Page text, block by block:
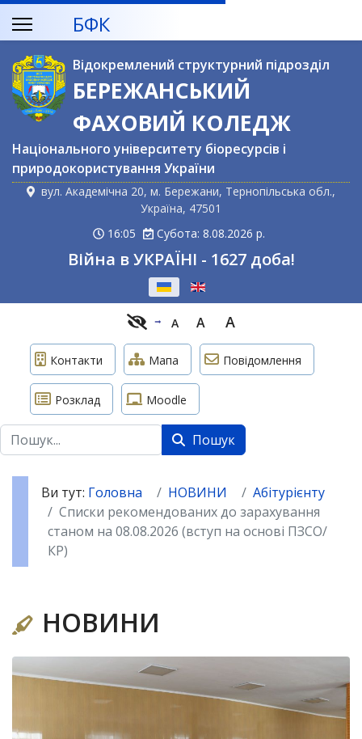
БФК
Відокремлений структурний підрозділ
БЕРЕЖАНСЬКИЙ
ФАХОВИЙ КОЛЕДЖ
Національного університету біоресурсів і
природокористування України
вул. Академічна 20, м. Бережани, Тернопільська обл.,
Україна, 47501
16:05
Субота: 8.08.2026 р.
Війна в УКРАЇНІ - 1627 доба!
A A A
Контакти Мапа Повідомлення
Розклад Moodle
Пошук Пошук
Ви тут: Головна НОВИНИ
Абітурієнту
Списки рекомендованих до зарахування
станом на 08.08.2026 (вступ на основі ПЗСО/
КР)
НОВИНИ